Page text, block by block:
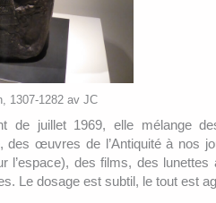
1307-1282 av JC
de juillet 1969, elle mélange
des œuvres de l’Antiquité à nos
l’espace), des films, des
Le dosage est subtil, le tout est